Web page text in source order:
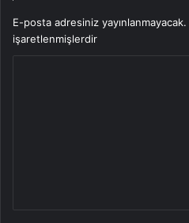
E-posta adresiniz yayınlanmayacak.
işaretlenmişlerdir